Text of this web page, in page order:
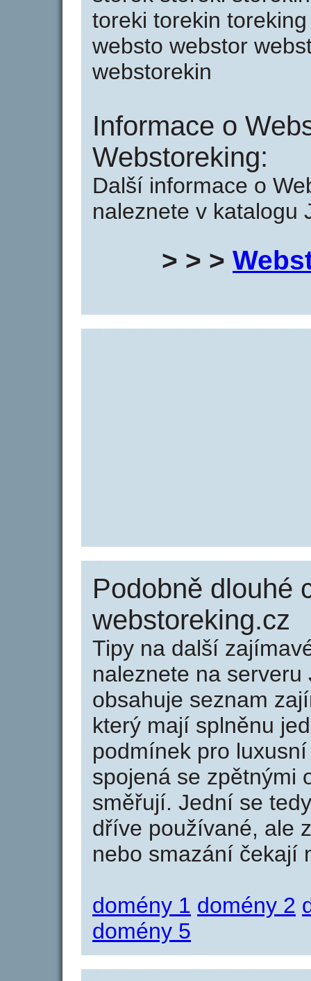
toreki torekin
websto webstor
webstorekin
Informace o
Webstoreking:
Další informace o
naleznete v katalogu
> > >
Podobně dlouhé
webstoreking.cz
Tipy na další
naleznete na serveru
obsahuje seznam
který mají splněnu
podmínek pro
spojená se zpětnými
směřují. Jední se
dříve používané, ale
nebo smazání čekají
domény 1 domény 2
domény 5